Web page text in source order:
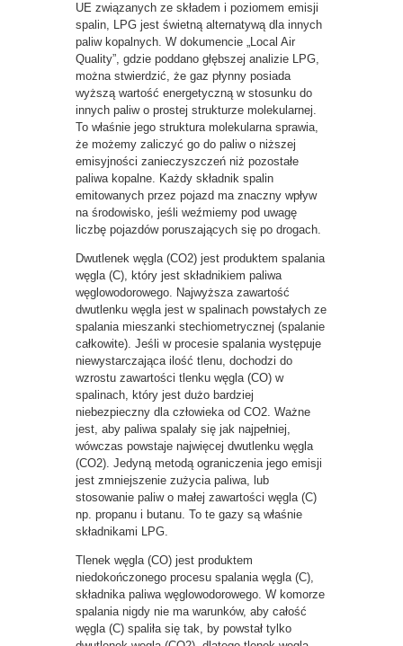
UE związanych ze składem i poziomem emisji
spalin, LPG jest świetną alternatywą dla innych
paliw kopalnych. W dokumencie „Local Air
Quality”, gdzie poddano głębszej analizie LPG,
można stwierdzić, że gaz płynny posiada
wyższą wartość energetyczną w stosunku do
innych paliw o prostej strukturze molekularnej.
To właśnie jego struktura molekularna sprawia,
że możemy zaliczyć go do paliw o niższej
emisyjności zanieczyszczeń niż pozostałe
paliwa kopalne. Każdy składnik spalin
emitowanych przez pojazd ma znaczny wpływ
na środowisko, jeśli weźmiemy pod uwagę
liczbę pojazdów poruszających się po drogach.
Dwutlenek węgla (CO2) jest produktem spalania
węgla (C), który jest składnikiem paliwa
węglowodorowego. Najwyższa zawartość
dwutlenku węgla jest w spalinach powstałych ze
spalania mieszanki stechiometrycznej (spalanie
całkowite). Jeśli w procesie spalania występuje
niewystarczająca ilość tlenu, dochodzi do
wzrostu zawartości tlenku węgla (CO) w
spalinach, który jest dużo bardziej
niebezpieczny dla człowieka od CO2. Ważne
jest, aby paliwa spalały się jak najpełniej,
wówczas powstaje najwięcej dwutlenku węgla
(CO2). Jedyną metodą ograniczenia jego emisji
jest zmniejszenie zużycia paliwa, lub
stosowanie paliw o małej zawartości węgla (C)
np. propanu i butanu. To te gazy są właśnie
składnikami LPG.
Tlenek węgla (CO) jest produktem
niedokończonego procesu spalania węgla (C),
składnika paliwa węglowodorowego. W komorze
spalania nigdy nie ma warunków, aby całość
węgla (C) spaliła się tak, by powstał tylko